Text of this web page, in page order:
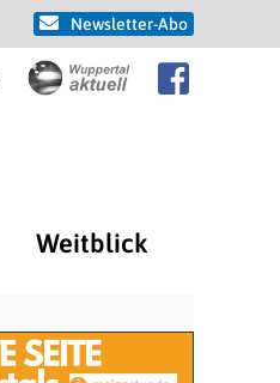
Newsletter-Abo
Weitblick